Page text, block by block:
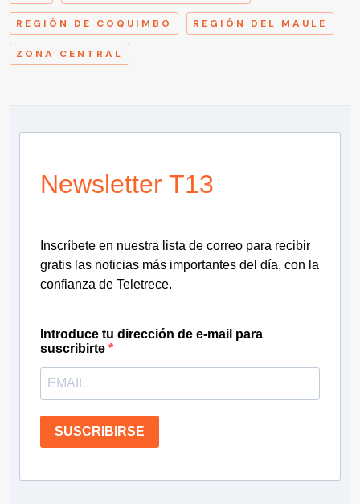
REGIÓN DE COQUIMBO REGIÓN DEL MAULE
ZONA CENTRAL
Newsletter T13
Inscríbete en nuestra lista de correo para recibir
gratis las noticias más importantes del día, con la
confianza de Teletrece.
Introduce tu dirección de e-mail para
suscribirte
SUSCRIBIRSE